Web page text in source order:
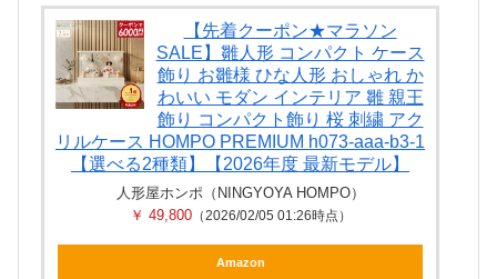
【先着クーポン★マラソン
SALE】雛人形 コンパクト ケース
飾り お雛様 ひな人形 おしゃれ か
わいい モダン インテリア 雛 親王
飾り コンパクト飾り 桜 刺繍 アク
リルケース HOMPO PREMIUM h073-aaa-b3-1
【選べる2種類】【2026年度 最新モデル】
人形屋ホンポ（NINGYOYA HOMPO）
￥ 49,800（2026/02/05 01:26時点）
Amazon